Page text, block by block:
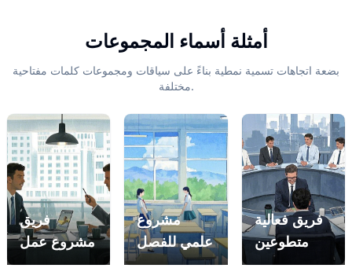
أمثلة أسماء المجموعات
بضعة اتجاهات تسمية نمطية بناءً على سياقات ومجموعات كلمات مفتاحية
مختلفة.
السابق
فريق
مشروع عمل
مشروع
علمي للفصل
فريق فعالية
متطوعين